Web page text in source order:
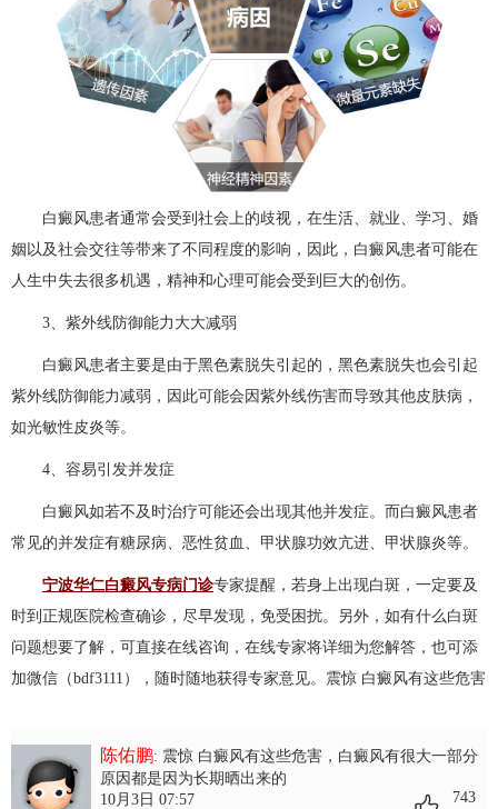
白癜风患者通常会受到社会上的歧视，在生活、就业、学习、婚
姻以及社会交往等带来了不同程度的影响，因此，白癜风患者可能在
人生中失去很多机遇，精神和心理可能会受到巨大的创伤。
3、紫外线防御能力大大减弱
白癜风患者主要是由于黑色素脱失引起的，黑色素脱失也会引起
紫外线防御能力减弱，因此可能会因紫外线伤害而导致其他皮肤病，
如光敏性皮炎等。
4、容易引发并发症
白癜风如若不及时治疗可能还会出现其他并发症。而白癜风患者
常见的并发症有糖尿病、恶性贫血、甲状腺功效亢进、甲状腺炎等。
宁波华仁白癜风专病门诊专家提醒，若身上出现白斑，一定要及
时到正规医院检查确诊，尽早发现，免受困扰。另外，如有什么白斑
问题想要了解，可直接在线咨询，在线专家将详细为您解答，也可添
加微信（bdf3111），随时随地获得专家意见。震惊 白癜风有这些危害
陈佑鹏: 震惊 白癜风有这些危害 ，白癜风有很大一部分
原因都是因为长期晒出来的
10月3日 07:57
743